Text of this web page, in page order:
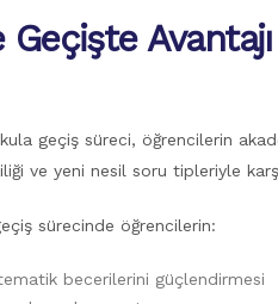
Geçişte
geçiş süreci, öğrencilerin
ve yeni nesil soru tipleriyle
sürecinde öğrencilerin:
becerilerini güçlendirmesi